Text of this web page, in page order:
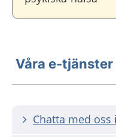
Våra e-tjänster
Chatta med